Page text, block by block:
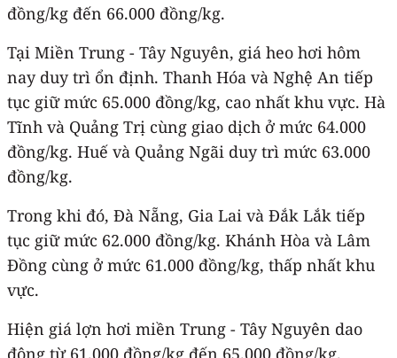
đồng/kg đến 66.000 đồng/kg.
Tại Miền Trung - Tây Nguyên, giá heo hơi hôm
nay duy trì ổn định. Thanh Hóa và Nghệ An tiếp
tục giữ mức 65.000 đồng/kg, cao nhất khu vực. Hà
Tĩnh và Quảng Trị cùng giao dịch ở mức 64.000
đồng/kg. Huế và Quảng Ngãi duy trì mức 63.000
đồng/kg.
Trong khi đó, Đà Nẵng, Gia Lai và Đắk Lắk tiếp
tục giữ mức 62.000 đồng/kg. Khánh Hòa và Lâm
Đồng cùng ở mức 61.000 đồng/kg, thấp nhất khu
vực.
Hiện giá lợn hơi miền Trung - Tây Nguyên dao
động từ 61.000 đồng/kg đến 65.000 đồng/kg.